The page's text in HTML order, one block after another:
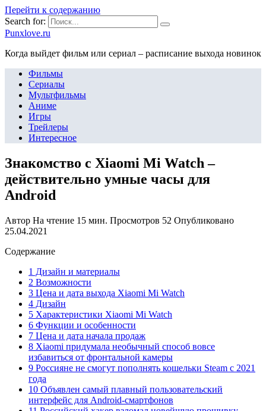
Перейти к содержанию
Search for:
Punxlove.ru
Когда выйдет фильм или сериал – расписание выхода новинок
Фильмы
Сериалы
Мультфильмы
Аниме
Игры
Трейлеры
Интересное
Знакомство с Xiaomi Mi Watch –
действительно умные часы для
Android
Автор На чтение 15 мин. Просмотров 52 Опубликовано
25.04.2021
Содержание
1 Дизайн и материалы
2 Возможности
3 Цена и дата выхода Xiaomi Mi Watch
4 Дизайн
5 Характеристики Xiaomi Mi Watch
6 Функции и особенности
7 Цена и дата начала продаж
8 Xiaomi придумала необычный способ вовсе
избавиться от фронтальной камеры
9 Россияне не смогут пополнять кошельки Steam с 2021
года
10 Объявлен самый плавный пользовательский
интерфейс для Android-смартфонов